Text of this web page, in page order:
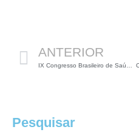
ANTERIOR
Pesquisar